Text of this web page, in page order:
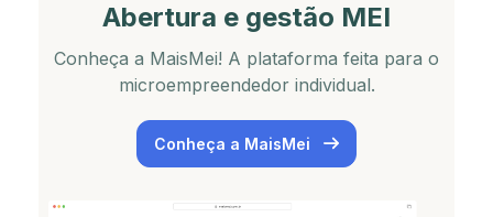
Abertura e gestão MEI
Conheça a MaisMei! A plataforma feita para o
microempreendedor individual.
Conheça a MaisMei